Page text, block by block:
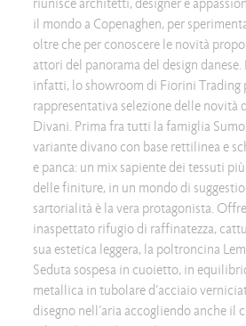
riunisce architetti, designer e
il mondo a Copenaghen, per
oltre che per conoscere le novità
attori del panorama del design danese.
infatti, lo showroom di Fiorini Trading
rappresentativa selezione delle novità
Divani. Prima fra tutti la famiglia
variante divano con base rettilinea e
e panca: un mix sapiente dei tessuti
delle finiture, in un mondo di
sartorialità è la vera protagonista.
inaspettato rifugio di raffinatezza,
sua estetica leggera, la poltroncina
Seduta sospesa in cuoietto, in
metallica in tubolare d’acciaio
disegno nell’aria accogliendo anche il